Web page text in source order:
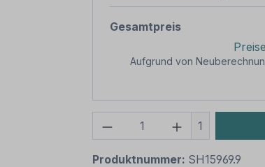
Gesamtpreis
Aufgrund von
Produkt Anzahl:
1
Produktnummer: SH15969.9